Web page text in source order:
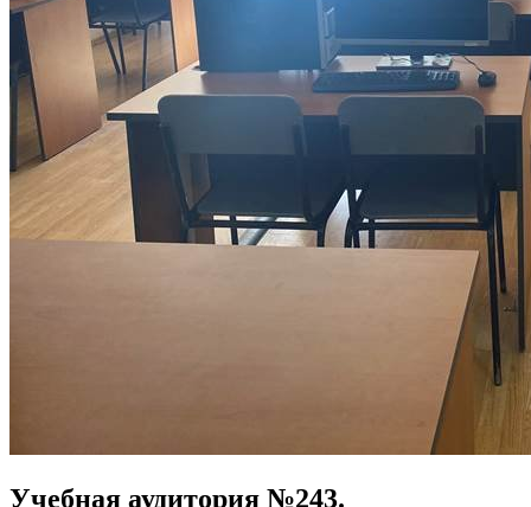
Учебная аудитория №243.